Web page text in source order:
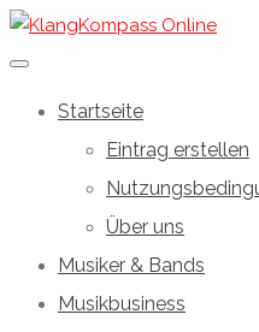
Startseite
Eintrag erstellen
Über uns
Musiker & Bands
Musikbusiness